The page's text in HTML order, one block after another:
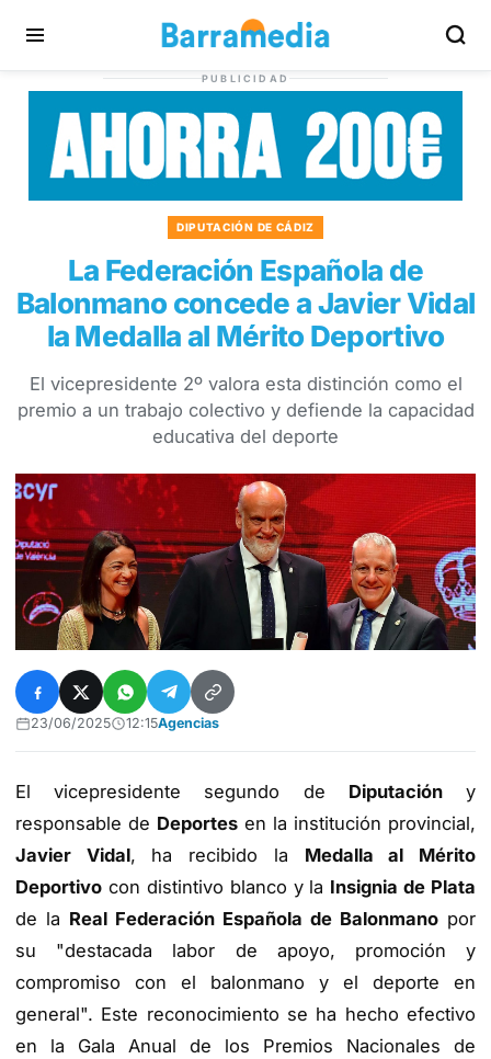
PUBLICIDAD
DIPUTACIÓN DE CÁDIZ
La Federación Española de
Balonmano concede a Javier Vidal
la Medalla al Mérito Deportivo
El vicepresidente 2º valora esta distinción como el
premio a un trabajo colectivo y defiende la capacidad
educativa del deporte
23/06/2025 12:15Agencias
El vicepresidente segundo de Diputacióny
responsable de Deportes en la institución provincial,
Javier Vidal, ha recibido la Medalla al Mérito
Deportivo con distintivo blanco y la Insignia de Plata
de la Real Federación Española de Balonmano por
su "destacada labor de apoyo, promoción y
compromiso con el balonmano y el deporte en
general". Este reconocimiento se ha hecho efectivo
en la Gala Anual de los Premios Nacionales de